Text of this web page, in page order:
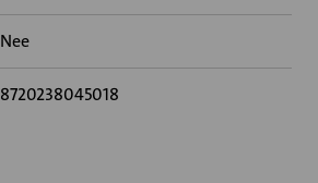
Nee
8720238045018